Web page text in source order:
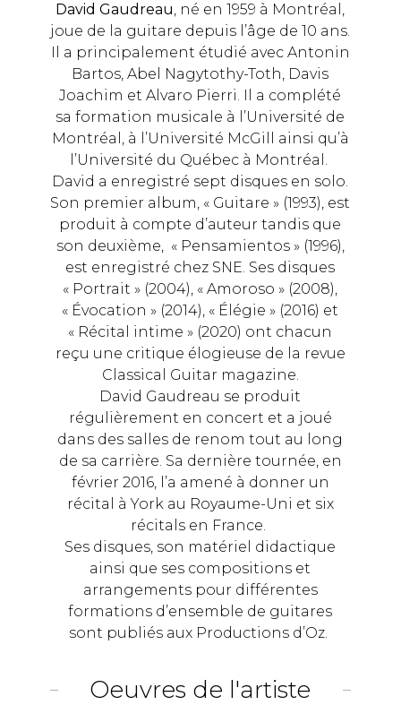
David Gaudreau, né en 1959 à Montréal,
joue de la guitare depuis l’âge de 10 ans.
Il a principalement étudié avec Antonin
Bartos, Abel Nagytothy-Toth, Davis
Joachim et Alvaro Pierri. Il a complété
sa formation musicale à l’Université de
Montréal, à l’Université McGill ainsi qu’à
l’Université du Québec à Montréal.
David a enregistré sept disques en solo.
Son premier album, « Guitare » (1993), est
produit à compte d’auteur tandis que
son deuxième, « Pensamientos » (1996),
est enregistré chez SNE. Ses disques
« Portrait » (2004), « Amoroso » (2008),
« Évocation » (2014), « Élégie » (2016) et
« Récital intime » (2020) ont chacun
reçu une critique élogieuse de la revue
Classical Guitar magazine.
David Gaudreau se produit
régulièrement en concert et a joué
dans des salles de renom tout au long
de sa carrière. Sa dernière tournée, en
février 2016, l’a amené à donner un
récital à York au Royaume-Uni et six
récitals en France.
Ses disques, son matériel didactique
ainsi que ses compositions et
arrangements pour différentes
formations d’ensemble de guitares
sont publiés aux Productions d’Oz.
Oeuvres de l'artiste